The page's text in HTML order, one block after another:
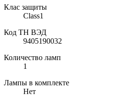
Клас защиты
Class1
Код ТН ВЭД
9405190032
Количество ламп
1
Лампы в комплекте
Нет